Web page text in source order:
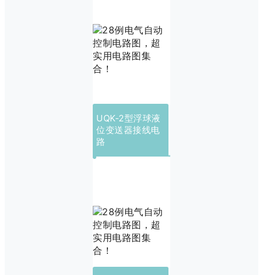
UQK-2型浮球液
位变送器接线电
路